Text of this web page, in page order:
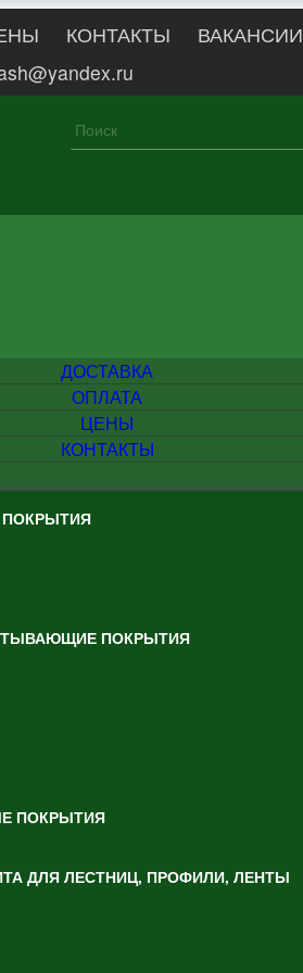
КОНТАКТЫ
ВАКАНСИИ
ДОСТАВКА
ОПЛАТА
ЦЕНЫ
КОНТАКТЫ
ПОКРЫТИЯ
ПОКРЫТИЯ
ДЛЯ ЛЕСТНИЦ, ПРОФИЛИ, ЛЕНТЫ